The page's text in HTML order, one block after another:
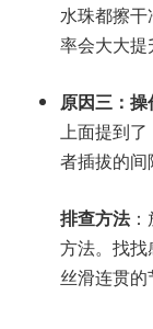
水珠都擦
率会大大提
原因三：
上面提到了
者插拔的间
排查方法：
方法。找
丝滑连贯的